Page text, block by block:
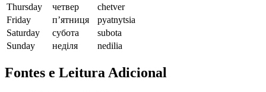
Thursday
четвер
chetver
Friday
п’ятниця
pyatnytsia
Saturday
субота
subota
Sunday
неділя nedilia
Fontes e Leitura Adicional